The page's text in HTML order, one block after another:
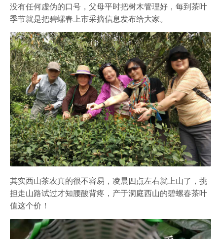
没有任何虚伪的口号，父母平时把树木管理好，每到茶叶
季节就是把碧螺春上市采摘信息发布给大家。
其实西山茶农真的很不容易，凌晨四点左右就上山了，挑
担走山路试过才知腰酸背疼，产于洞庭西山的碧螺春茶叶
值这个价！